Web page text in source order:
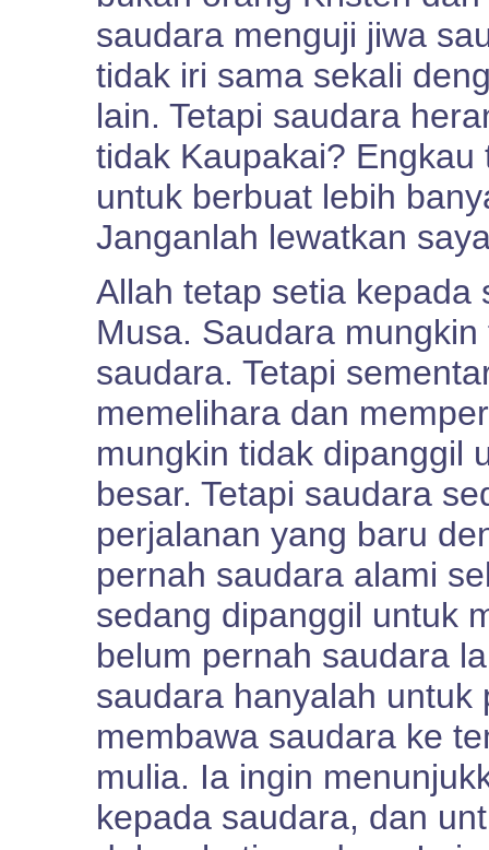
saudara menguji jiwa
tidak iri sama sekali
lain. Tetapi saudara
tidak Kaupakai?
untuk berbuat lebih
Janganlah lewatkan
Allah tetap setia kepada
Musa. Saudara
saudara. Tetapi
memelihara dan
mungkin tidak dipanggil
besar. Tetapi saudara
perjalanan yang baru
pernah saudara alami
sedang dipanggil untuk
belum pernah saudara
saudara hanyalah untuk
membawa saudara ke
mulia. Ia ingin
kepada saudara, dan